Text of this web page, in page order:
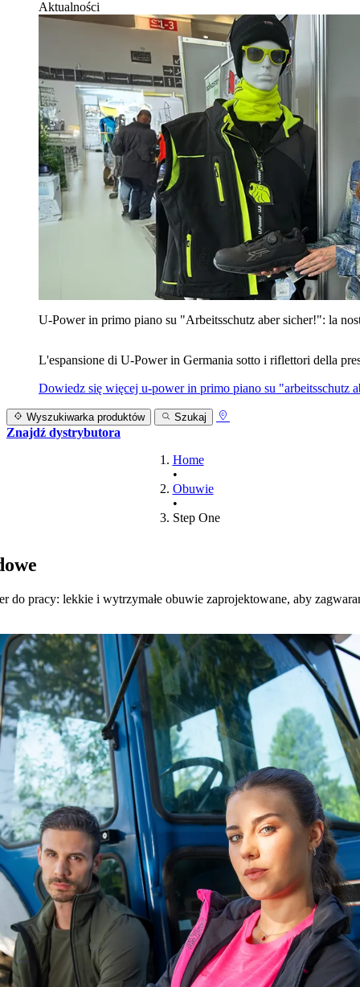
Aktualności
U‑Power in primo piano su "Arbeitsschutz aber sicher!": la
L'espansione di U‑Power in Germania sotto i riflettori della
Dowiedz się więcej u‑power in primo piano su "arbeitsschutz
Wyszukiwarka produktów Szukaj
Znajdź dystrybutora
Home
•
Obuwie
•
Step One
do pracy: lekkie i wytrzymałe obuwie zaprojektowane, aby